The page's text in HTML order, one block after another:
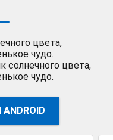
цвета,
чудо.
солнечного цвета,
чудо.